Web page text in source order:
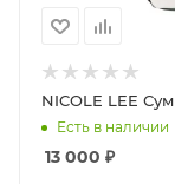
Есть в наличии
13 000 ₽